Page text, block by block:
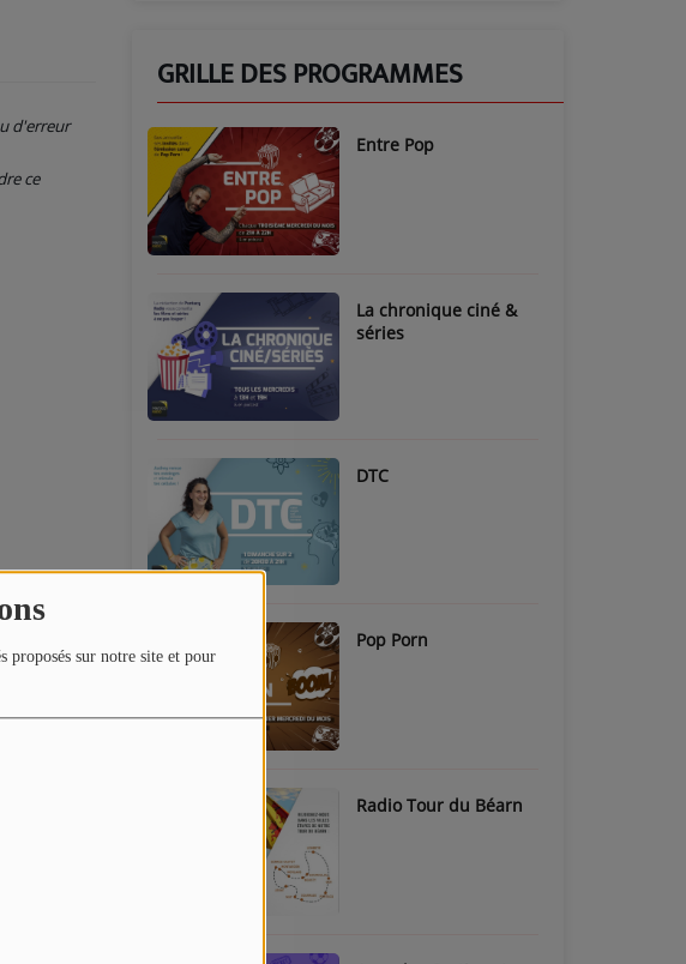
proposés sur notre site et pour
d'erreur
ce
GRILLE DES PROGRAMMES
Entre Pop
La chronique ciné &
séries
DTC
Pop Porn
Radio Tour du Béarn